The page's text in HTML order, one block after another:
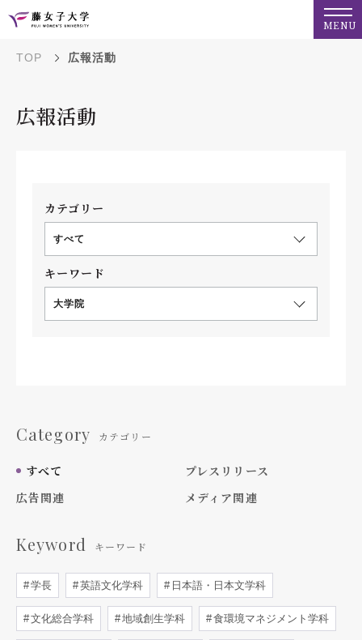
MENU
TOP 広報活動
広報活動
カテゴリー
すべて
キーワード
大学院
Category カテゴリー
すべて
プレスリリース
広告関連
メディア関連
Keyword キーワード
学長 英語文化学科 日本語・日本文学科
文化総合学科 地域創生学科 食環境マネジメント学科